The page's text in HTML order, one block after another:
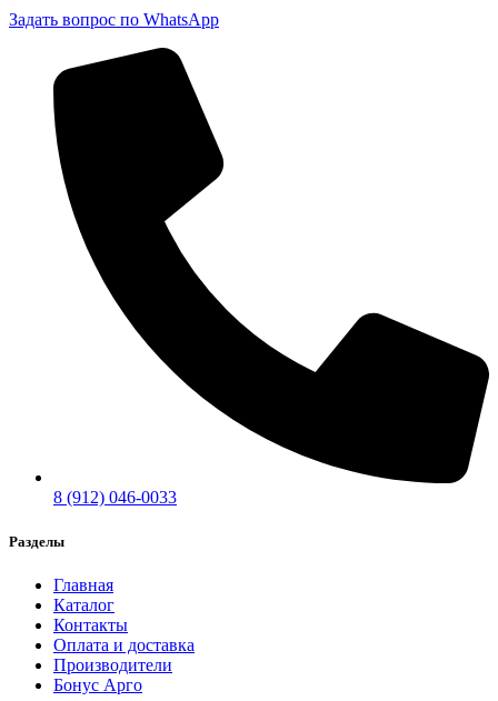
Задать вопрос по WhatsApp
8 (912) 046-0033
Разделы
Главная
Каталог
Контакты
Оплата и доставка
Производители
Бонус Арго